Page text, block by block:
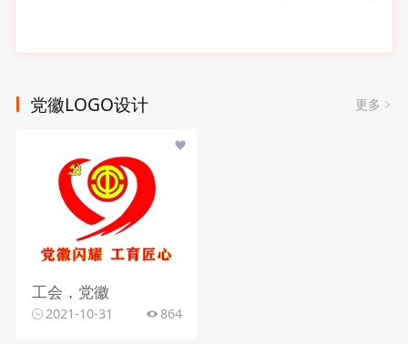
党徽LOGO设计 更多
工会，党徽
2021-10-31 864